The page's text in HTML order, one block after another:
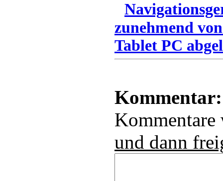
zunehmend
Tablet PC
Kommentar:
und dann